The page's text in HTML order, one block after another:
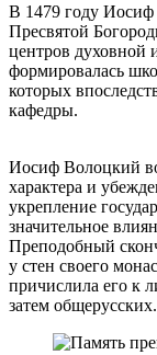
В 1479 году Иосиф
Пресвятой
центров духовной
формировалась
которых
кафедры.
Иосиф Волоцкий
характера и
укрепление
значительное
Преподобный
у стен своего
причислила его к
затем общерусских.